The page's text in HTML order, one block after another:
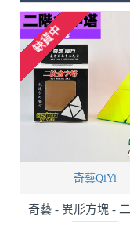
缺貨中
奇藝QiYi